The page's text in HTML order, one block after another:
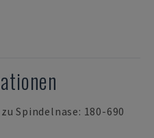
Spindelnase: 180-690